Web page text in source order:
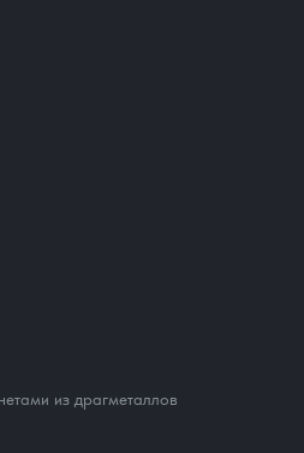
из драгметаллов